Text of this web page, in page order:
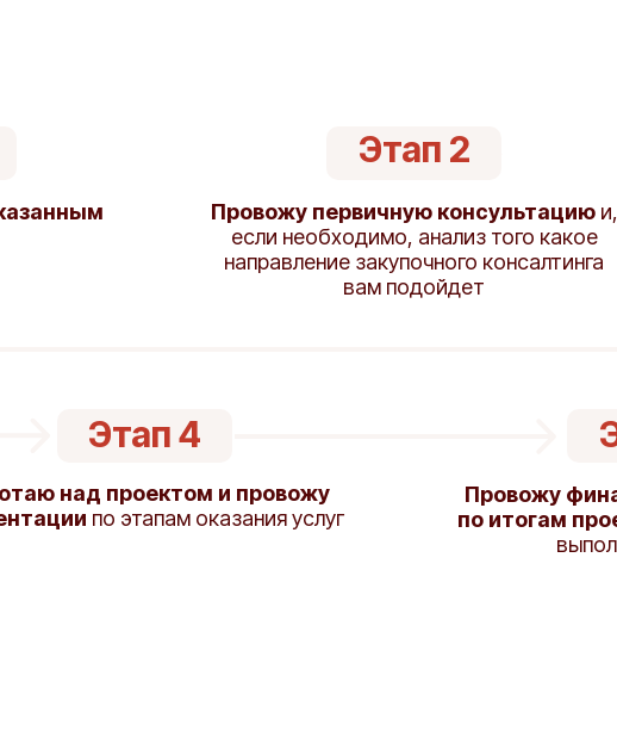
Провожу
по итогам
Этап 2
Этап 4
над проектом и провожу
по этапам оказания услуг
Провожу первичную консультацию и,
если необходимо, анализ того какое
направление закупочного консалтинга
вам подойдет